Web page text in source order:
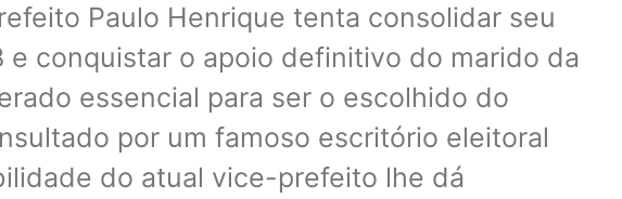
Paulo Henrique tenta consolidar seu
e conquistar o apoio definitivo do marido da
essencial para ser o escolhido do
por um famoso escritório eleitoral
do atual vice-prefeito lhe dá